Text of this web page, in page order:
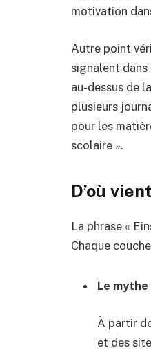
motivation
Autre point
signalent dans
au-dessus de
plusieurs
pour les
scolaire ».
D’où
La phrase «
Chaque
Le
À partir
et des